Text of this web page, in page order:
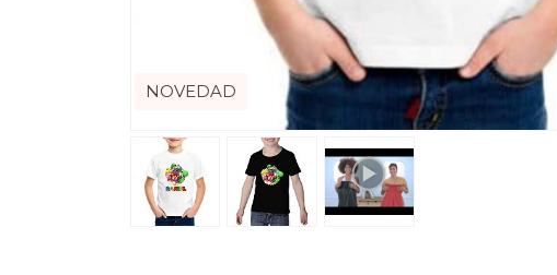
NOVEDAD